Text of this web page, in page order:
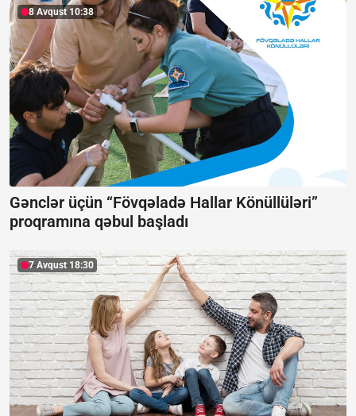
8 Avqust 10:38
Gənclər üçün “Fövqəladə Hallar Könüllüləri”
proqramına qəbul başladı
7 Avqust 18:30